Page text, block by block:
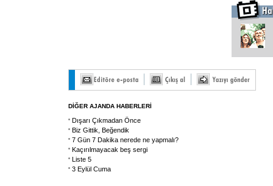
DİĞER AJANDA HABERLERİ
Dışarı Çıkmadan Önce
Biz Gittik, Beğendik
7 Gün 7 Dakika nerede ne yapmalı?
Kaçırılmayacak beş sergi
Liste 5
3 Eylül Cuma